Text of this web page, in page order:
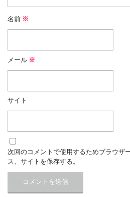
名前 ※
メール ※
サイト
次回のコメントで使用するためブラウザ
ス、サイトを保存する。